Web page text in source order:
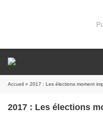
Accueil » 2017 : Les élections moment
2017 : Les élections